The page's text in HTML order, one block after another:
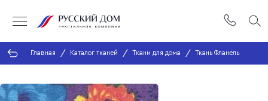
Главная Каталог тканей Ткани для дома Ткань Фланель